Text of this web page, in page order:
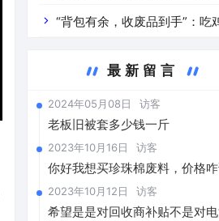
铁 “背包有余，收废品到手”：吃
最新留言
2024年05月08日 访客
老板旧被套多少钱一斤
2023年10月16日 访客
你好我想买珍珠棉废料，价格
2023年10月12日 访客
希望是是对回收商补贴不是对